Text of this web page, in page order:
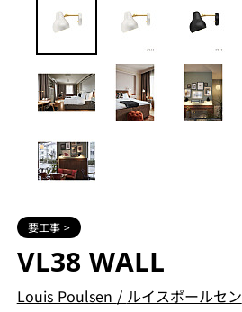
要工事 >
VL38 WALL
Louis Poulsen / ルイスポールセン